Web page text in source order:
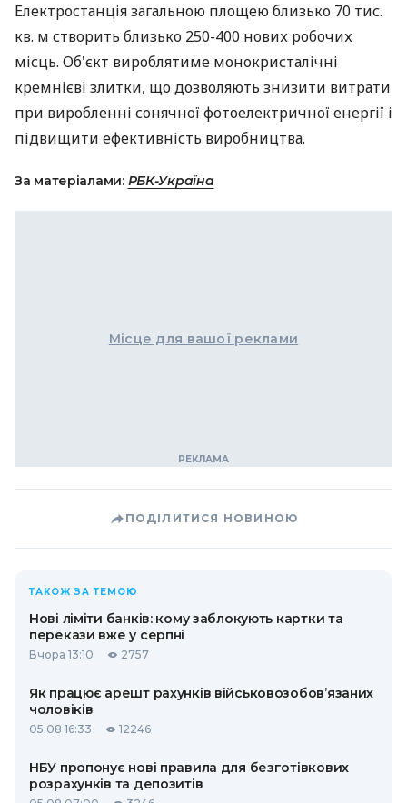
Електростанція загальною площею близько 70 тис.
кв. м створить близько 250-400 нових робочих
місць. Об'єкт вироблятиме монокристалічні
кремнієві злитки, що дозволяють знизити витрати
при виробленні сонячної фотоелектричної енергії і
підвищити ефективність виробництва.
За матеріалами: РБК-Україна
Місце для вашої реклами
ПОДІЛИТИСЯ НОВИНОЮ
ТАКОЖ ЗА ТЕМОЮ
Нові ліміти банків: кому заблокують картки та
перекази вже у серпні
Вчора 13:10 2757
Як працює арешт рахунків військовозобов’язаних
чоловіків
05.08 16:33 12246
НБУ пропонує нові правила для безготівкових
розрахунків та депозитів